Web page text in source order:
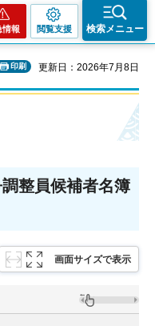
情報 閲覧支援 検索メニュー
印刷 更新日：2026年7月8日
整員候補者名簿
画面サイズで表示